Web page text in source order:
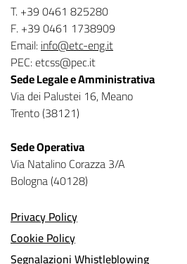
T. +39 0461 825280
F. +39 0461 1738909
Email:info@etc-eng.it
PEC: etcss@pec.it
Sede Legale e Amministrativa
Via dei Palustei 16, Meano
Trento (38121)
Sede Operativa
Via Natalino Corazza 3/A
Bologna (40128)
Privacy Policy
Cookie Policy
Segnalazioni Whistleblowing